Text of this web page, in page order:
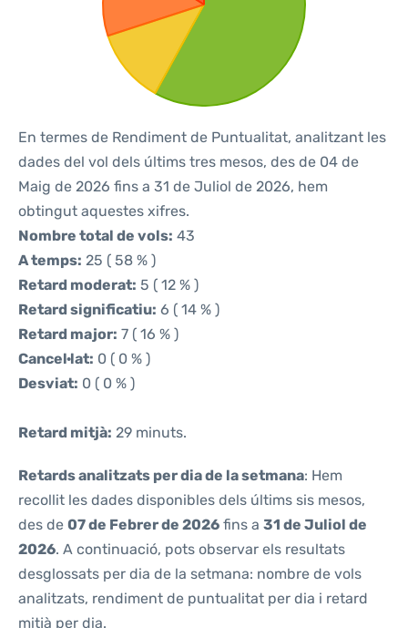
En termes de Rendiment de Puntualitat, analitzant les
dades del vol dels últims tres mesos, des de 04 de
Maig de 2026 fins a 31 de Juliol de 2026, hem
obtingut aquestes xifres.
Nombre total de vols: 43
A temps: 25 ( 58 % )
Retard moderat: 5 ( 12 % )
Retard significatiu: 6 ( 14 % )
Retard major: 7 ( 16 % )
Cancel·lat: 0 ( 0 % )
Desviat: 0 ( 0 % )
Retard mitjà: 29 minuts.
Retards analitzats per dia de la setmana: Hem
recollit les dades disponibles dels últims sis mesos,
des de 07 de Febrer de 2026 fins a 31 de Juliol de
2026. A continuació, pots observar els resultats
desglossats per dia de la setmana: nombre de vols
analitzats, rendiment de puntualitat per dia i retard
mitjà per dia.